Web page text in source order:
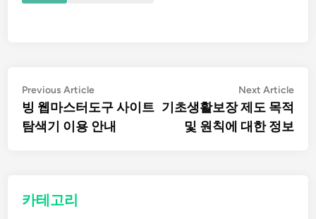
글
탐
Previous ArticlePrevious
article:
빙 웹마스터도구 사이트
탐색기 이용 안내
Next Article
기초생활보장 제도 목적
및 원칙에 대한 정보
카테고리